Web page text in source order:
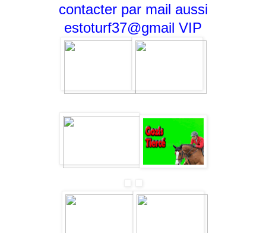
contacter par mail aussi
estoturf37@gmail VIP